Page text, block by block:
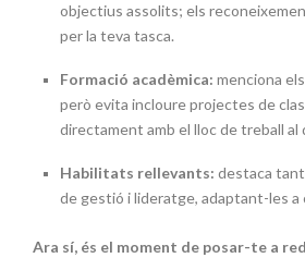
objectius assolits; els
per la teva tasca.
Formació acadèmica: menciona
però evita incloure projectes de
directament amb el lloc de treball al
Habilitats rellevants: destaca
de gestió i lideratge, adaptant-les a
Ara sí, és el moment de posar-te a